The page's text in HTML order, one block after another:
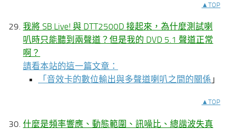
▲TOP
我將 SB Live! 與 DTT2500D 接起來，為什麼測試喇
叭時只能聽到兩聲道？但是我的 DVD 5.1 聲道正常
啊？
請看本站的這一篇文章：
「 音效卡的數位輸出與多聲道喇叭之間的關係 」
▲TOP
什麼是頻率響應、動態範圍、訊噪比、總諧波失真